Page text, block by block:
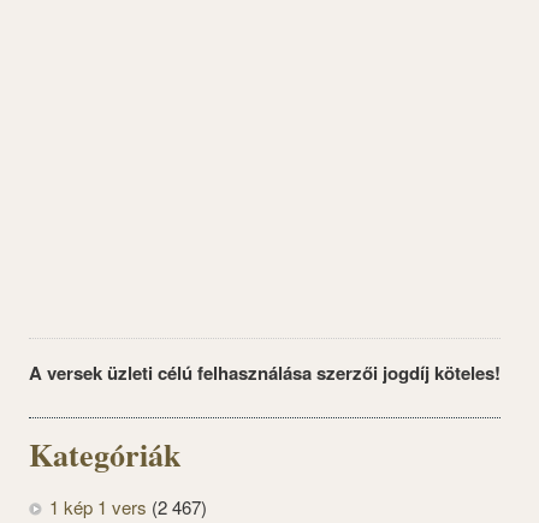
A versek üzleti célú felhasználása szerzői jogdíj köteles!
Kategóriák
1 kép 1 vers (2 467)